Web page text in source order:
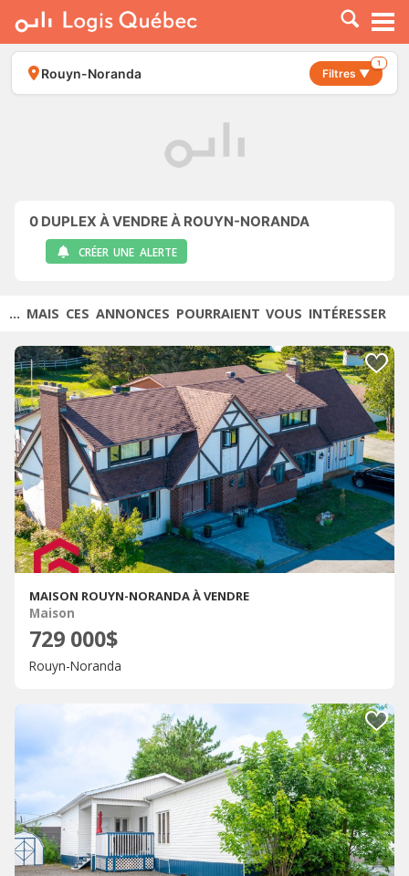
À LOUER
À VENDRE
PLACER UNE ANNONCE
Rouyn-Noranda Filtres ▼
1
0 DUPLEX À VENDRE À ROUYN-NORANDA
CRÉER UNE ALERTE
... MAIS CES ANNONCES POURRAIENT VOUS INTÉRESSER
MAISON ROUYN-NORANDA À VENDRE
Maison
729 000$
Rouyn-Noranda